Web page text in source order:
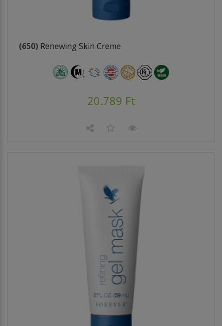
(650) Renewing Skin Creme
20.789 Ft